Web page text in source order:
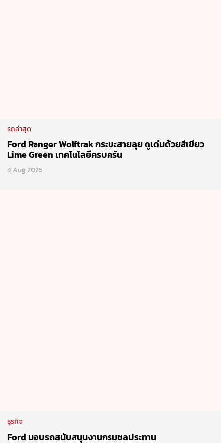
รถล่าสุด
Ford Ranger Wolftrak กระบะสายลุย ดูเด่นด้วยสีเขียว
Lime Green เทคโนโลยีครบครัน
4 Aug 2026
ธุรกิจ
Ford มอบรถสนับสนุนงานกรมชลประทาน